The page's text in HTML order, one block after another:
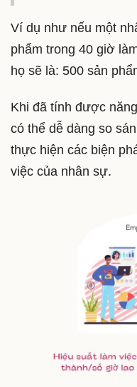
Ví dụ như nếu một
phẩm trong 40 giờ
họ sẽ là: 500 sản
Khi đã tính được
có thể dễ dàng so
thực hiện các biện
việc của nhân sự.